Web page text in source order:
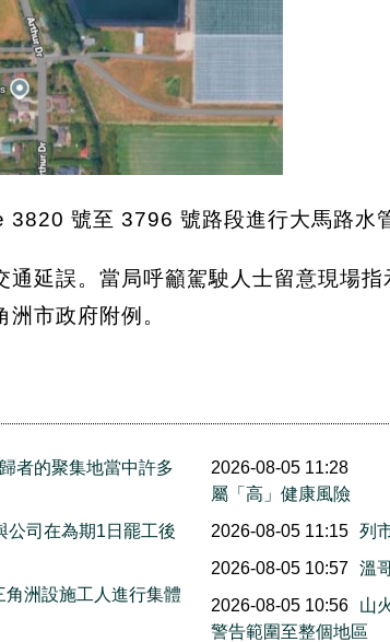
號至 3796 號路段進行大馬路水
延誤。當局呼籲駕駛人士留意現場
市政府附例。
者的聚集地當中許多
公司在為期1日罷工後
洲設施工人進行集體
2026-08-05 11:28
屬「高」健康風險
2026-08-05 11:15
列
2026-08-05 10:57
溫
2026-08-05 10:56
山
警告範圍至整個地區